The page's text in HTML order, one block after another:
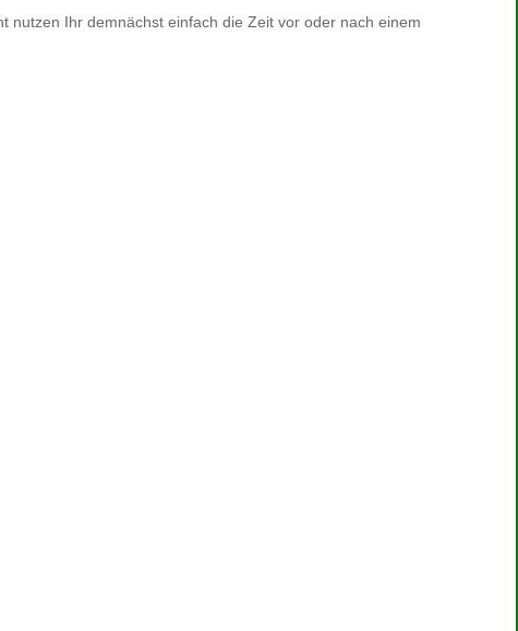
nutzen Ihr demnächst einfach die Zeit vor oder nach einem